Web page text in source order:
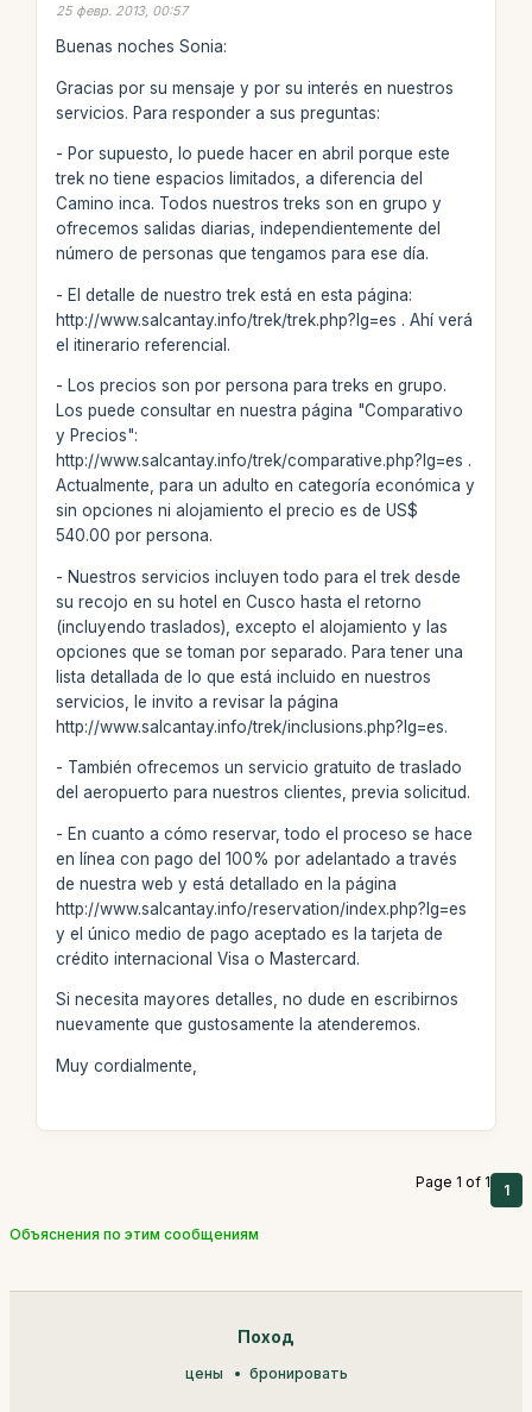
25 февр. 2013, 00:57
Buenas noches Sonia:
Gracias por su mensaje y por su interés en nuestros
servicios. Para responder a sus preguntas:
- Por supuesto, lo puede hacer en abril porque este
trek no tiene espacios limitados, a diferencia del
Camino inca. Todos nuestros treks son en grupo y
ofrecemos salidas diarias, independientemente del
número de personas que tengamos para ese día.
- El detalle de nuestro trek está en esta página:
http://www.salcantay.info/trek/trek.php?lg=es . Ahí verá
el itinerario referencial.
- Los precios son por persona para treks en grupo.
Los puede consultar en nuestra página "Comparativo
y Precios":
http://www.salcantay.info/trek/comparative.php?lg=es .
Actualmente, para un adulto en categoría económica y
sin opciones ni alojamiento el precio es de US$
540.00 por persona.
- Nuestros servicios incluyen todo para el trek desde
su recojo en su hotel en Cusco hasta el retorno
(incluyendo traslados), excepto el alojamiento y las
opciones que se toman por separado. Para tener una
lista detallada de lo que está incluido en nuestros
servicios, le invito a revisar la página
http://www.salcantay.info/trek/inclusions.php?lg=es.
- También ofrecemos un servicio gratuito de traslado
del aeropuerto para nuestros clientes, previa solicitud.
- En cuanto a cómo reservar, todo el proceso se hace
en línea con pago del 100% por adelantado a través
de nuestra web y está detallado en la página
http://www.salcantay.info/reservation/index.php?lg=es
y el único medio de pago aceptado es la tarjeta de
crédito internacional Visa o Mastercard.
Si necesita mayores detalles, no dude en escribirnos
nuevamente que gustosamente la atenderemos.
Muy cordialmente,
Page 1 of 1 1
Объяснения по этим сообщениям
Поход
цены бронировать